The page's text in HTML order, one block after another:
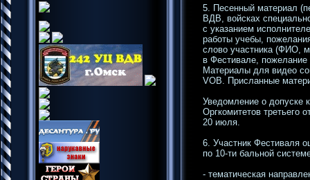
5. Песенный материал
ВДВ, войсках
с указанием
работы учебы,
слово участника (ФИО,
в Фестивале,
Материалы для видео
VOB. Присланные
Уведомление о допуске
Оргкомитетов третьего
20 июля.
6. Участник Фестиваля
по 10-ти бальной
- тематическая